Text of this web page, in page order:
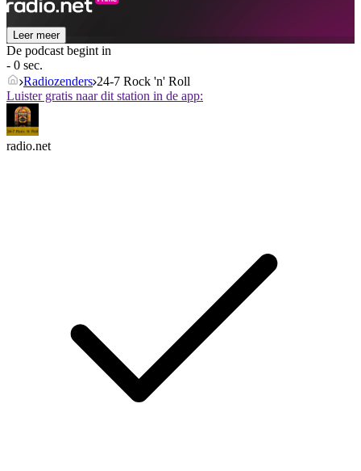
Leer meer
De podcast begint in
- 0 sec.
Radiozenders 24-7 Rock 'n' Roll
Luister gratis naar dit station in de app:
radio.net